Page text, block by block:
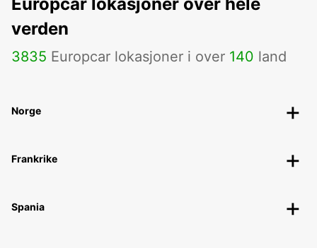
verden
3835 Europcar lokasjoner i over 140 land
Norge
Frankrike
Spania